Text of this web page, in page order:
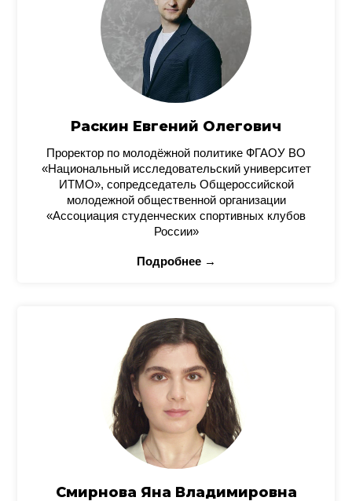
Раскин Евгений Олегович
Проректор по молодёжной политике ФГАОУ ВО
«Национальный исследовательский университет
ИТМО», сопредседатель Общероссийской
молодежной общественной организации
«Ассоциация студенческих спортивных клубов
России»
Подробнее →
Смирнова Яна Владимировна